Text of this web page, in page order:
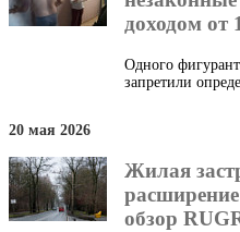
доходом от
Одного
запретили
20 мая 2026
Жилая
обзор